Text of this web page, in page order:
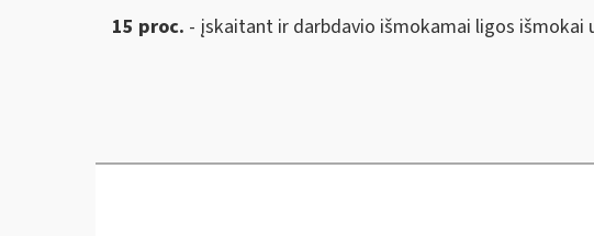
15 proc. - įskaitant ir darbdavio išmokamai ligos išmokai